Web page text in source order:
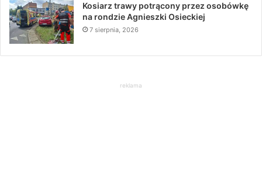
Kosiarz trawy potrącony przez osobówkę
na rondzie Agnieszki Osieckiej
7 sierpnia, 2026
reklama